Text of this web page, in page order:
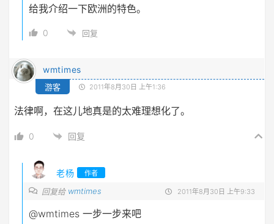
给我介绍一下欧洲的特色。
0 回复
wmtimes
游客 2011年8月30日 上午1:36
法律啊，在这儿地真是的太难理想化了。
0 回复
老杨 作者
回复给 wmtimes 2011年8月30日 上午9:33
@wmtimes 一步一步来吧